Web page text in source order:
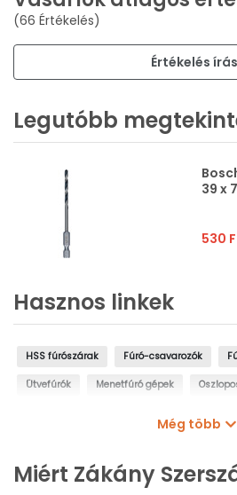
(66 Értékelés)
Értékelés
Legutóbb
39 x
530
Hasznos linkek
HSS fúrószárak Fúró-csavarozók
Ütvefúrók Menetfúró gépek
Még több
Miért Zákány